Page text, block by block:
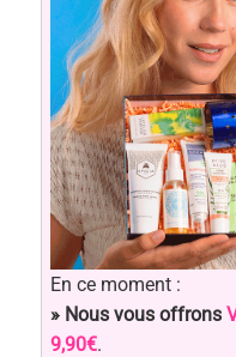
En ce moment :
» Nous vous offrons
9,90€.